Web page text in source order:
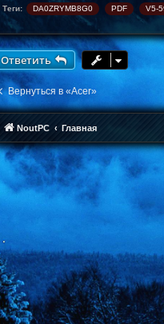
Теги: DA0ZRYMB8G0 PDF V5-
Ответить
Вернуться в «Acer»
NoutPC Главная